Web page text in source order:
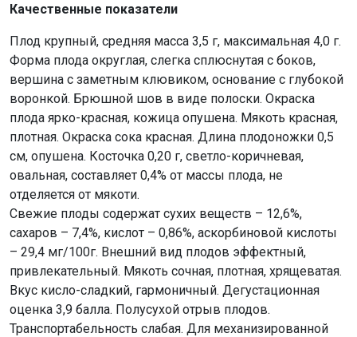
Качественные показатели
Плод крупный, средняя масса 3,5 г, максимальная 4,0 г.
Форма плода округлая, слегка сплюснутая с боков,
вершина с заметным клювиком, основание с глубокой
воронкой. Брюшной шов в виде полоски. Окраска
плода ярко-красная, кожица опушена. Мякоть красная,
плотная. Окраска сока красная. Длина плодоножки 0,5
см, опушена. Косточка 0,20 г, светло-коричневая,
овальная, составляет 0,4% от массы плода, не
отделяется от мякоти.
Свежие плоды содержат сухих веществ – 12,6%,
сахаров – 7,4%, кислот – 0,86%, аскорбиновой кислоты
– 29,4 мг/100г. Внешний вид плодов эффектный,
привлекательный. Мякоть сочная, плотная, хрящеватая.
Вкус кисло-сладкий, гармоничный. Дегустационная
оценка 3,9 балла. Полусухой отрыв плодов.
Транспортабельность слабая. Для механизированной